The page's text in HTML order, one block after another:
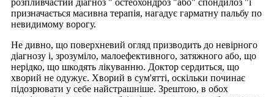
призначається масивна терапія, нагадує гарматну пальбу по
невидимому ворогу.
Не дивно, що поверхневий огляд призводить до невірного
діагнозу і, зрозуміло, малоефективного, затяжного або, що
нерідко, що шкодять лікуванню. Доктор сердиться, що
хворий не одужує. Хворий в сум'ятті, оскільки починає
підозрювати у себе найстрашніше. Зрештою, в обох